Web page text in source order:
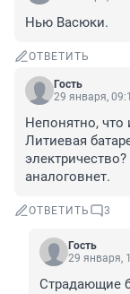
Нью Васюки.
ОТВЕТИТЬ
Гость
29 января,
Непонятно, что
Литиевая
аналоговнет.
ОТВЕТИТЬ 3
Гость
29 января,
Страдающие